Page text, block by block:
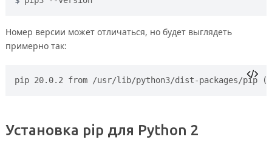
Номер версии может отличаться, но будет выглядеть
примерно так:
pip 20.0.2 from /usr/lib/python3/dist-packages/pip
Установка pip для Python 2